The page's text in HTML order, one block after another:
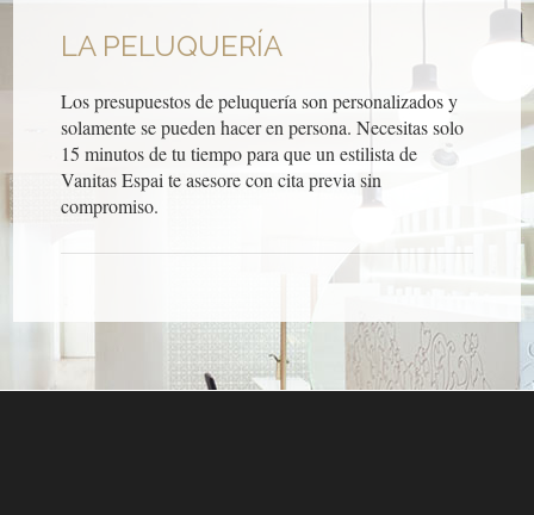
LA PELUQUERÍA
Los presupuestos de peluquería son personalizados y
solamente se pueden hacer en persona. Necesitas solo
15 minutos de tu tiempo para que un estilista de
Vanitas Espai te asesore con cita previa sin
compromiso.